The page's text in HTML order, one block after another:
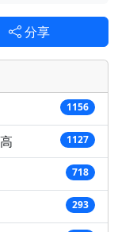
分享
1156
1127
718
293